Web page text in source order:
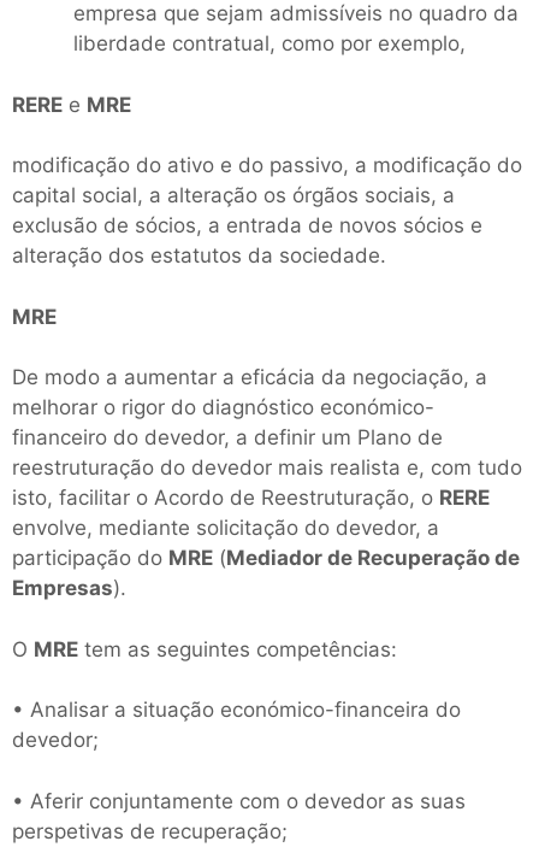
empresa que sejam admissíveis no quadro da
liberdade contratual, como por exemplo,
RERE e MRE
modificação do ativo e do passivo, a modificação do
capital social, a alteração os órgãos sociais, a
exclusão de sócios, a entrada de novos sócios e
alteração dos estatutos da sociedade.
MRE
De modo a aumentar a eficácia da negociação, a
melhorar o rigor do diagnóstico económico-
financeiro do devedor, a definir um Plano de
reestruturação do devedor mais realista e, com tudo
isto, facilitar o Acordo de Reestruturação, o RERE
envolve, mediante solicitação do devedor, a
participação do MRE (Mediador de Recuperação de
Empresas).
O MRE tem as seguintes competências:
• Analisar a situação económico-financeira do
devedor;
• Aferir conjuntamente com o devedor as suas
perspetivas de recuperação;